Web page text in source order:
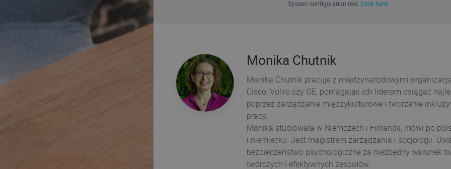
System configuration test. Click here!
Monika Chutnik
Monika Chutnik pracuje z międzynarodowymi
Cisco, Volvo czy GE, pomagając ich liderom osiągać
poprzez zarządzanie międzykulturowe i tworzenie
pracy.
Monika studiowała w Niemczech i Finlandii, mówi po
i niemiecku. Jest magistrem zarządzania i socjologii.
bezpieczeństwo psychologiczne za niezbędny warunek
twórczych i efektywnych zespołów.